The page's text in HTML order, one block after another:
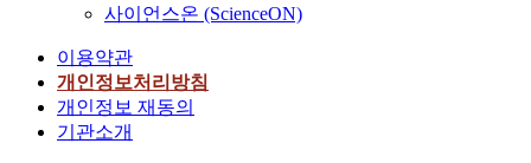
사이언스온 (ScienceON)
이용약관
개인정보처리방침
개인정보 재동의
기관소개